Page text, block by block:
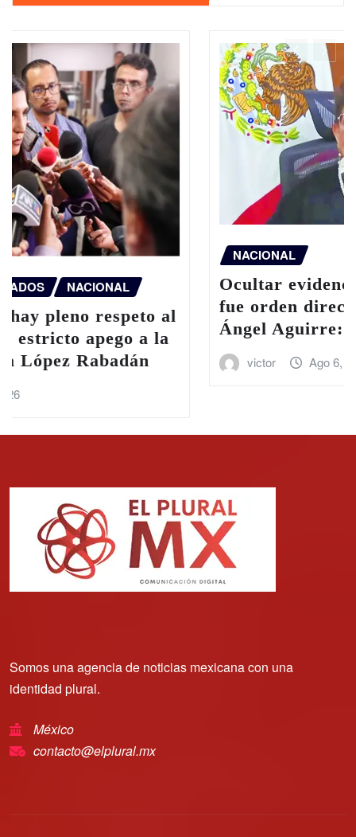
NACIONAL
Ocultar evidencia de caso Ayotzinapa
fue orden directa del exgobernador
Ángel Aguirre: FGR
victor Ago 6, 2026
Somos una agencia de noticias mexicana con una
identidad plural.
México
contacto@elplural.mx